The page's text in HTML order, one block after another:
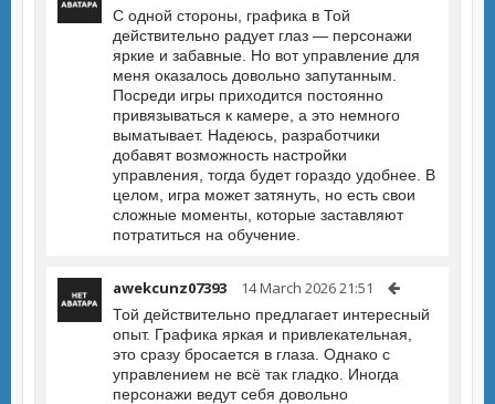
С одной стороны, графика в Той
действительно радует глаз — персонажи
яркие и забавные. Но вот управление для
меня оказалось довольно запутанным.
Посреди игры приходится постоянно
привязываться к камере, а это немного
выматывает. Надеюсь, разработчики
добавят возможность настройки
управления, тогда будет гораздо удобнее. В
целом, игра может затянуть, но есть свои
сложные моменты, которые заставляют
потратиться на обучение.
awekcunz07393 14 March 2026 21:51
Той действительно предлагает интересный
опыт. Графика яркая и привлекательная,
это сразу бросается в глаза. Однако с
управлением не всё так гладко. Иногда
персонажи ведут себя довольно